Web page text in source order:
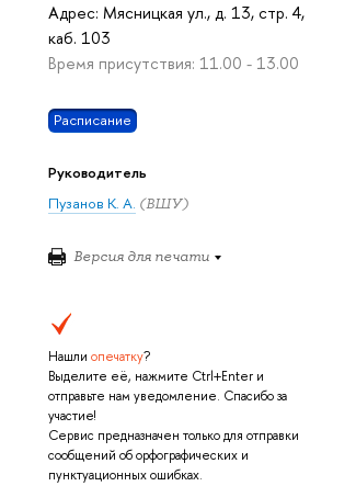
Адрес: Мясницкая ул., д. 13, стр. 4,
каб. 103
Время присутствия: 11.00 - 13.00
Расписание
Руководитель
Пузанов К. А. (ВШУ)
Версия для печати
Нашли опечатку?
Выделите её, нажмите Ctrl+Enter и
отправьте нам уведомление. Спасибо за
участие!
Сервис предназначен только для отправки
сообщений об орфографических и
пунктуационных ошибках.